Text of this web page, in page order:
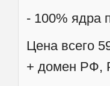
- 100% ядра
Цена всего
+ домен РФ,